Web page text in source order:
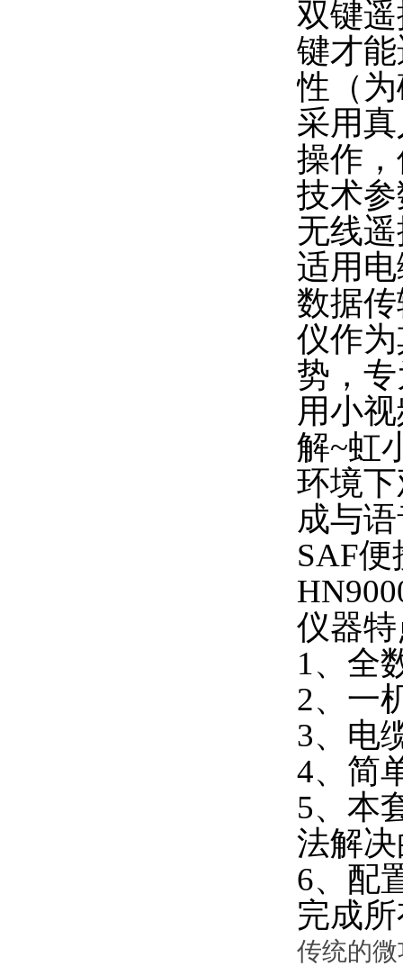
双键
键才
性（
采用
操作
技术
无线
适用
数据
仪作
势，
用小
解~虹
环境
成与
SAF
仪器
1、全
2、一
3、电
4、简
5、本
法解
6、配
完成
传统的